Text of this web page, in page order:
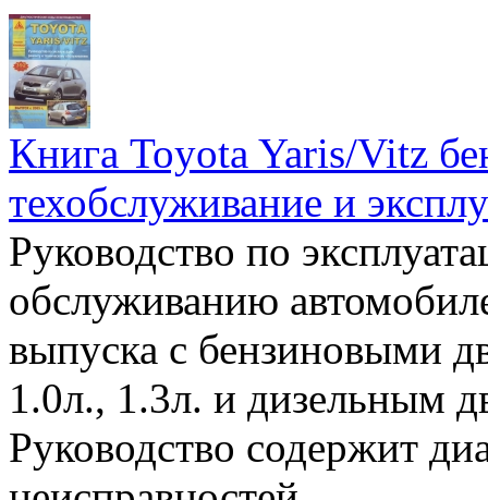
Книга Toyota Yaris/Vitz
техобслуживание и
Руководство по
обслуживанию
выпуска с бензиновыми
1.0л., 1.3л. и дизельным
Руководство содержит